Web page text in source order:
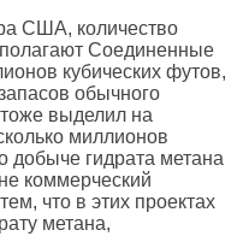
США, количество
Соединенные
кубических футов,
обычного
выделил на
миллионов
добыче гидрата метана
коммерческий
что в этих проектах
метана,